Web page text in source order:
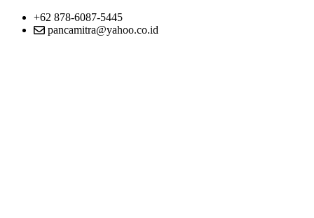
+62 878-6087-5445
pancamitra@yahoo.co.id